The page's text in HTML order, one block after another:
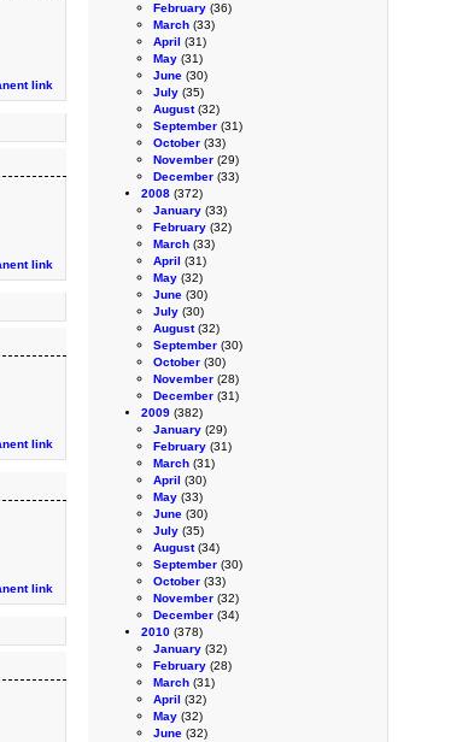
February (36)
March (33)
April (31)
May (31)
June (30)
July (35)
August(32)
September (31)
October (33)
November (29)
December (33)
2008 (372)
January (33)
February (32)
March (33)
April (31)
May (32)
June (30)
July (30)
August(32)
September (30)
October (30)
November (28)
December (31)
2009 (382)
January (29)
February (31)
March (31)
April (30)
May (33)
June (30)
July (35)
August(34)
September (30)
October (33)
November (32)
December (34)
2010 (378)
January (32)
February (28)
March (31)
April (32)
May (32)
June (32)
link
link
link
link